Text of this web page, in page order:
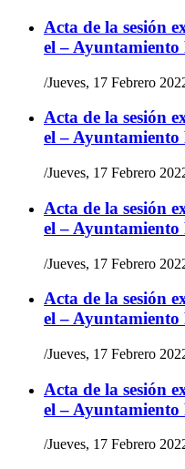
Acta de la sesión
el – Ayuntamiento
/Jueves, 17 Febrero
Acta de la sesión
el – Ayuntamiento
/Jueves, 17 Febrero
Acta de la sesión
el – Ayuntamiento
/Jueves, 17 Febrero
Acta de la sesión
el – Ayuntamiento
/Jueves, 17 Febrero
Acta de la sesión
el – Ayuntamiento
/Jueves, 17 Febrero